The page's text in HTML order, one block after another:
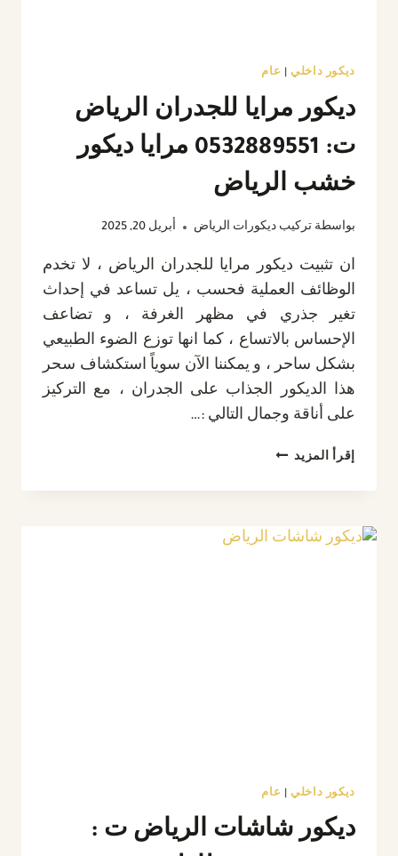
ديكور داخلي عام
ديكور مرايا للجدران الرياض
ت: 0532889551 مرايا ديكور
خشب الرياض
بواسطة تركيب ديكورات الرياض أبريل 20, 2025
ان تثبيت ديكور مرايا للجدران الرياض ، لا تخدم
الوظائف العملية فحسب ، يل تساعد في إحداث
تغير جذري في مظهر الغرفة ، و تضاعف
الإحساس بالاتساع ، كما انها توزع الضوء الطبيعي
بشكل ساحر ، و يمكننا الآن سوياً استكشاف سحر
هذا الديكور الجذاب على الجدران ، مع التركيز
على أناقة وجمال التالي :…
إقرأ المزيد ديكور
للجدران
ت:
ديكور داخلي عام
ديكور شاشات الرياض ت :